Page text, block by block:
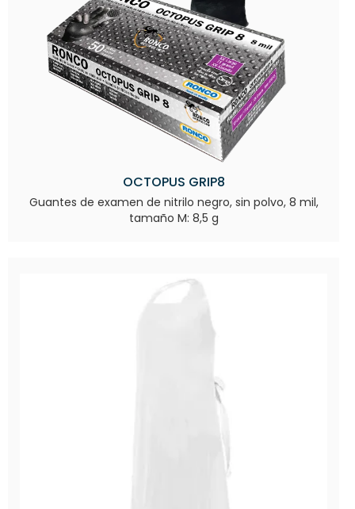
OCTOPUS GRIP8
Guantes de examen de nitrilo negro, sin polvo, 8 mil,
tamaño M: 8,5 g